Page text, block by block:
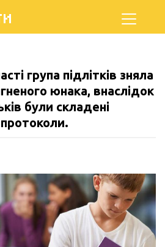
група підлітків зняла
юнака, внаслідок
були складені
протоколи.